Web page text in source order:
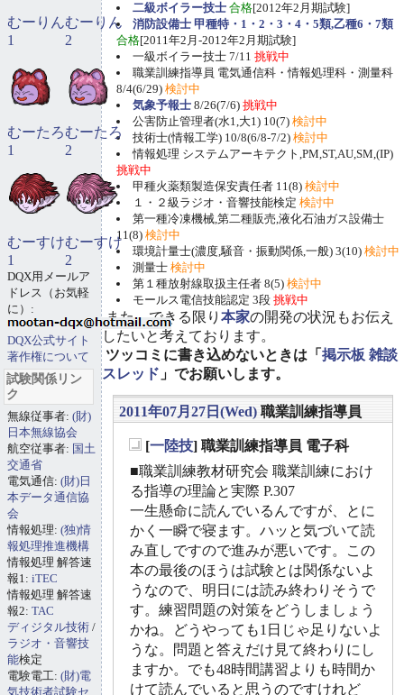
二級ボイラー技士 合格[2012年2月期試験]
消防設備士 甲種特・1・2・3・4・5類,乙種6・7類
合格[2011年2月-2012年2月期試験]
一級ボイラー技士 7/11 挑戦中
職業訓練指導員 電気通信科・情報処理科・測量科
8/4(6/29) 検討中
気象予報士 8/26(7/6) 挑戦中
公害防止管理者(水1,大1) 10(7) 検討中
技術士(情報工学) 10/8(6/8-7/2) 検討中
情報処理 システムアーキテクト,PM,ST,AU,SM,(IP)
挑戦中
甲種火薬類製造保安責任者 11(8) 検討中
１・２級ラジオ・音響技能検定 検討中
第一種冷凍機械,第二種販売,液化石油ガス設備士
11(8) 検討中
環境計量士(濃度,騒音・振動関係,一般) 3(10) 検討中
測量士 検討中
第１種放射線取扱主任者 8(5) 検討中
モールス電信技能認定 3段 挑戦中
また、できる限り 本家の開発の状況もお伝え
したいと考えております。
ツッコミに書き込めないときは「 掲示板 雑談
スレッド 」でお願いします。
2011年07月27日(Wed) 職業訓練指導員
[一陸技] 職業訓練指導員 電子科
■職業訓練教材研究会 職業訓練におけ
る指導の理論と実際 P.307
一生懸命に読んでいるんですが、とに
かく一瞬で寝ます。ハッと気づいて読
み直しですので進みが悪いです。この
本の最後のほうは試験とは関係ないよ
うなので、明日には読み終わりそうで
す。練習問題の対策をどうしましょう
かね。どうやっても1日じゃ足りないよ
うな。問題と答えだけ見て終わりにし
ますか。でも48時間講習よりも時間か
けて読んでいると思うのですけれど
むーりん
1
むーりん
2
むーたろ
1
むーたろ
2
むーすけ
1
むーすけ
2
DQX用メールア
ドレス（お気軽
に）:
DQX公式サイト
著作権について
試験関係リン
ク
無線従事者: (財)
日本無線協会
航空従事者: 国土
交通省
電気通信: (財)日
本データ通信協
会
情報処理: (独)情
報処理推進機構
情報処理 解答速
報1: iTEC
情報処理 解答速
報2: TAC
ディジタル技術 /
ラジオ・音響技
能検定
電験電工: (財)電
気技術者試験セ